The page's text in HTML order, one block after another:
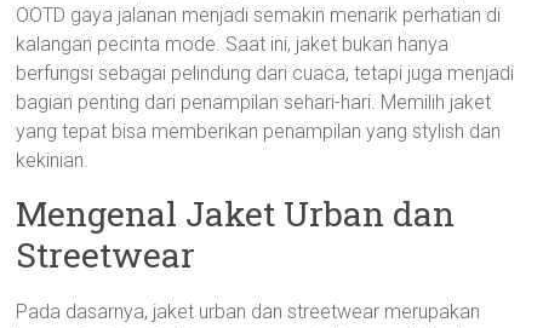
OOTD gaya jalanan menjadi semakin menarik perhatian di
kalangan pecinta mode. Saat ini, jaket bukan hanya
berfungsi sebagai pelindung dari cuaca, tetapi juga menjadi
bagian penting dari penampilan sehari-hari. Memilih jaket
yang tepat bisa memberikan penampilan yang stylish dan
kekinian.
Mengenal Jaket Urban dan
Streetwear
Pada dasarnya, jaket urban dan streetwear merupakan